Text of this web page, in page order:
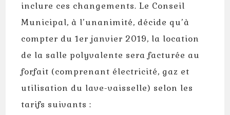
inclure ces changements. Le Conseil
Municipal, à l’unanimité, décide qu’à
compter du 1er janvier 2019, la location
de la salle polyvalente sera facturée au
forfait (comprenant électricité, gaz et
utilisation du lave-vaisselle) selon les
tarifs suivants :